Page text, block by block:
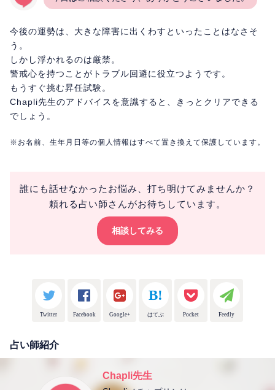
今後の運勢は、大きな障害に出くわすといったことはなさそ
う。
しかし浮かれるのは厳禁。
警戒心を持つことがトラブル回避に役立つようです。
もうすぐ挑む昇任試験。
Chapli先生のアドバイスを意識すると、きっとクリアできる
でしょう。
※お名前、生年月日等の個人情報はすべて置き換えて保護しています。
誰にも話せなかったお悩み、打ち明けてみませんか？
頼れる占い師さんがお待ちしています。
相談してみる
Twitter Facebook Google+ はてぶ Pocket Feedly
占い師紹介
Chapli先生